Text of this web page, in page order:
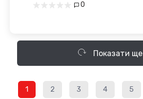
0
Показати ще
1 2 3 4 5